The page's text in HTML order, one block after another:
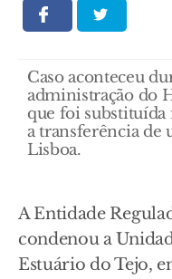
Caso aconteceu
administração do
que foi substituída
a transferência de
Lisboa.
A Entidade
condenou a
Estuário do Tejo,